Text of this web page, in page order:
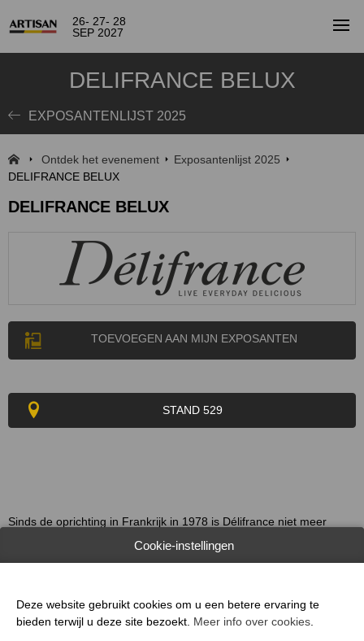
26- 27- 28
SEP 2027
DELIFRANCE BELUX
EXPOSANTENLIJST 2025
Ontdek het evenement
Exposantenlijst 2025
DELIFRANCE BELUX
DELIFRANCE BELUX
TOEVOEGEN AAN MIJN EXPOSANTEN
STAND 529
Sinds de oprichting in Frankrijk in 1978 is Délifrance niet meer
gestopt met het ontwikkelen van kwalitatieve bakkerij-,
viennoiserie-, patisserie- en hartige producten voor de foodservice,
Cookie-instellingen
Deze website gebruikt cookies om u een betere ervaring te
bieden terwijl u deze site bezoekt. Meer info over cookies